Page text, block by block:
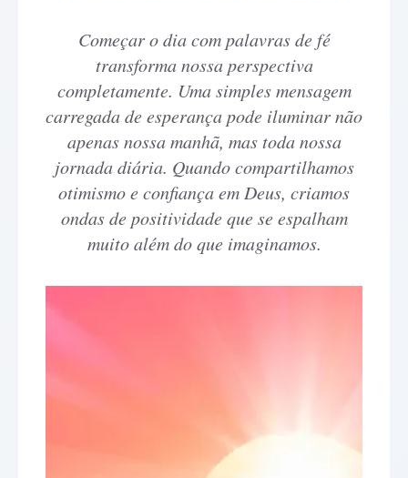
Começar o dia com palavras de fé
transforma nossa perspectiva
completamente. Uma simples mensagem
carregada de esperança pode iluminar não
apenas nossa manhã, mas toda nossa
jornada diária. Quando compartilhamos
otimismo e confiança em Deus, criamos
ondas de positividade que se espalham
muito além do que imaginamos.